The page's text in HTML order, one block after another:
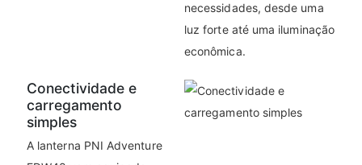
necessidades, desde uma
luz forte até uma iluminação
econômica.
Conectividade e
carregamento
simples
A lanterna PNI Adventure